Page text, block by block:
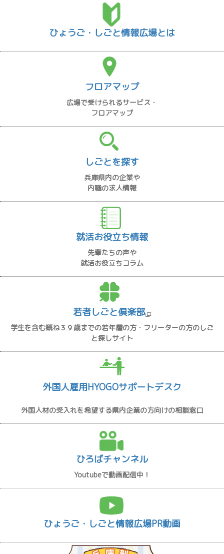
ひょうご・しごと情報広場とは
フロアマップ
広場で受けられるサービス・
フロアマップ
しごとを探す
兵庫県内の企業や
内職の求人情報
就活お役立ち情報
先輩たちの声や
就活お役立ちコラム
若者しごと倶楽部
学生を含む概ね３９歳までの若年層の方・フリーターの方のしご
と探しサイト
外国人雇用HYOGOサポートデスク
外国人材の受入れを希望する県内企業の方向けの相談窓口
ひろばチャンネル
Youtubeで動画配信中！
ひょうご・しごと情報広場PR動画